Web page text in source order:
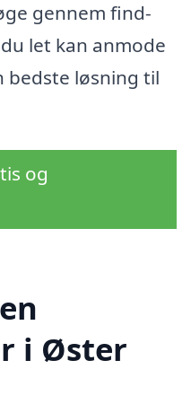
gennem find-
let kan anmode
bedste løsning til
og
i Øster